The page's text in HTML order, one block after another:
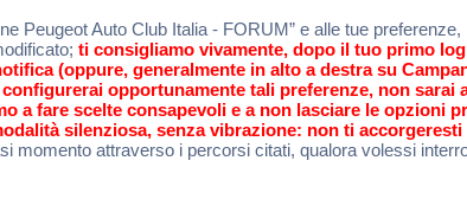
Peugeot Auto Club Italia - FORUM” e alle tue
ti consigliamo vivamente, dopo il tuo primo
(oppure, generalmente in alto a destra su
opportunamente tali preferenze, non
a fare scelte consapevoli e a non lasciare le opzioni
silenziosa, senza vibrazione: non ti
momento attraverso i percorsi citati, qualora volessi